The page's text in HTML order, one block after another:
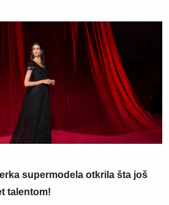
supermodela otkrila šta još
talentom!